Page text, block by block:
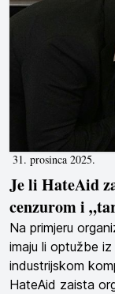
31. prosinca 2025.
Je li HateAid
cenzurom i
Na primjeru
imaju li optužbe
industrijskom
HateAid zaista